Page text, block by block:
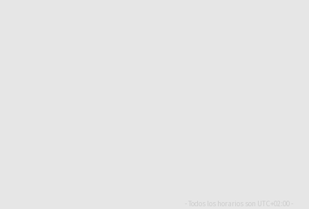
- Todos los horarios son UTC+02:00